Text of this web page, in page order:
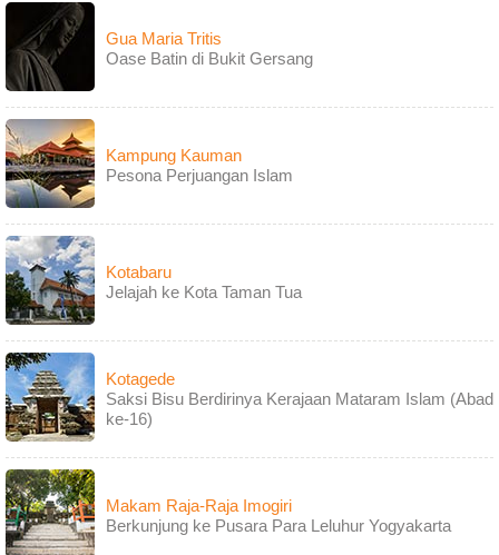
Gua Maria Tritis
Oase Batin di Bukit Gersang
Kampung Kauman
Pesona Perjuangan Islam
Kotabaru
Jelajah ke Kota Taman Tua
Kotagede
Saksi Bisu Berdirinya Kerajaan Mataram Islam (Abad
ke-16)
Makam Raja-Raja Imogiri
Berkunjung ke Pusara Para Leluhur Yogyakarta